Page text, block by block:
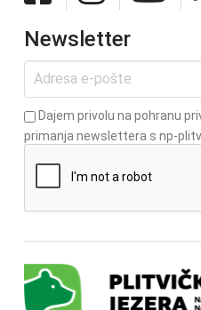
Newsletter
Dajem privolu na pohranu
primanja newslettera s np-